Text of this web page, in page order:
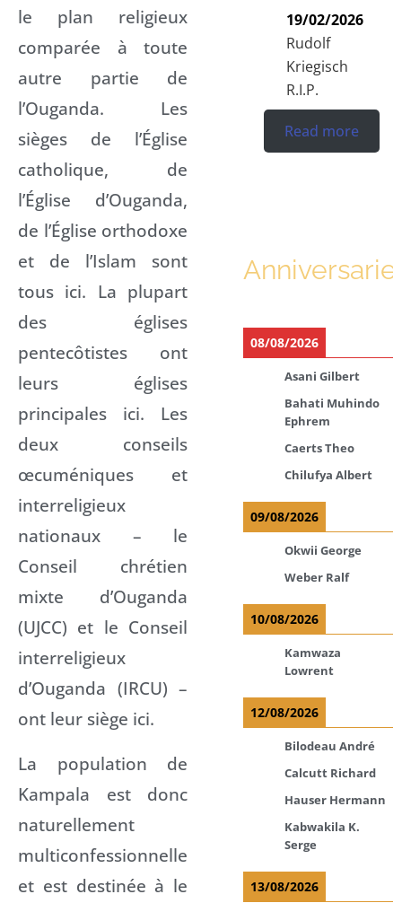
le plan religieux
comparée à toute
autre partie de
l’Ouganda. Les
sièges de l’Église
catholique, de
l’Église d’Ouganda,
de l’Église orthodoxe
et de l’Islam sont
tous ici. La plupart
des églises
pentecôtistes ont
leurs églises
principales ici. Les
deux conseils
œcuméniques et
interreligieux
nationaux – le
Conseil chrétien
mixte d’Ouganda
(UJCC) et le Conseil
interreligieux
d’Ouganda (IRCU) –
ont leur siège ici.
La population de
Kampala est donc
naturellement
multiconfessionnelle
et est destinée à le
19/02/2026
Rudolf
Kriegisch
R.I.P.
Read more
08/08/2026
Asani Gilbert
Bahati Muhindo
Ephrem
Caerts Theo
Chilufya Albert
09/08/2026
Okwii George
Weber Ralf
10/08/2026
Kamwaza
Lowrent
12/08/2026
Bilodeau André
Calcutt Richard
Hauser Hermann
Kabwakila K.
Serge
13/08/2026